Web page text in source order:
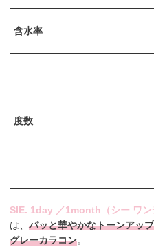
含水率
度数
SIE. 1day ／1month（シー ワ
は、パッと華やかなトーンアッ
グレーカラコン。